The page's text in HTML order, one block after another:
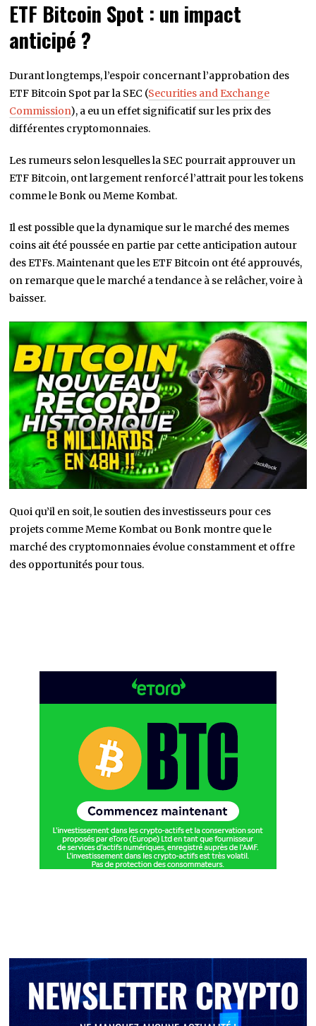
ETF Bitcoin Spot : un impact
anticipé ?
Durant longtemps, l’espoir concernant l’approbation des
ETF Bitcoin Spot par la SEC (Securities and Exchange
Commission), a eu un effet significatif sur les prix des
différentes cryptomonnaies.
Les rumeurs selon lesquelles la SEC pourrait approuver un
ETF Bitcoin, ont largement renforcé l’attrait pour les tokens
comme le Bonk ou Meme Kombat.
Il est possible que la dynamique sur le marché des memes
coins ait été poussée en partie par cette anticipation autour
des ETFs. Maintenant que les ETF Bitcoin ont été approuvés,
on remarque que le marché a tendance à se relâcher, voire à
baisser.
Quoi qu’il en soit, le soutien des investisseurs pour ces
projets comme Meme Kombat ou Bonk montre que le
marché des cryptomonnaies évolue constamment et offre
des opportunités pour tous.